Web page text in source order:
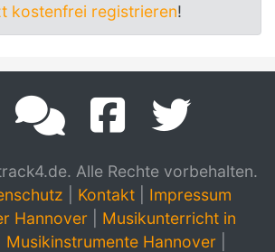
kostenfrei registrieren!
Alle Rechte vorbehalten.
Kontakt
Impressum
Hannover
Musikunterricht in
Musikinstrumente Hannover